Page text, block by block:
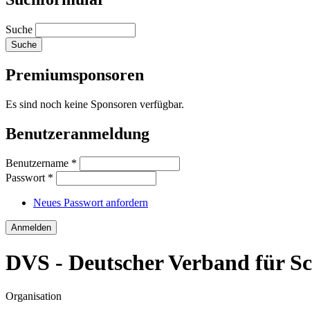
Suche
Premiumsponsoren
Es sind noch keine Sponsoren verfügbar.
Benutzeranmeldung
Benutzername *
Passwort *
Neues Passwort anfordern
DVS - Deutscher Verband für
Organisation